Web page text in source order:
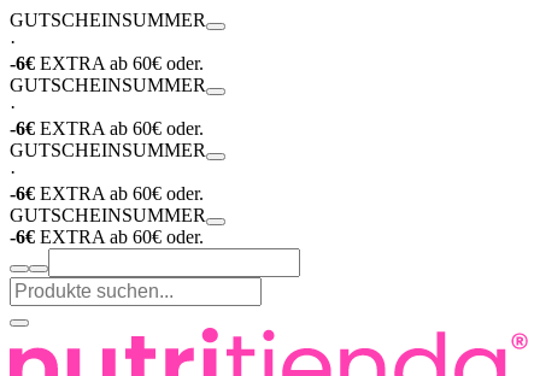
GUTSCHEINSUMMER
·
-6€ EXTRA ab 60€ oder.
GUTSCHEINSUMMER
·
-6€ EXTRA ab 60€ oder.
GUTSCHEINSUMMER
·
-6€ EXTRA ab 60€ oder.
GUTSCHEINSUMMER
-6€ EXTRA ab 60€ oder.